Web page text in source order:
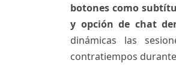
botones como
y opción de chat
dinámicas las
contratiempos